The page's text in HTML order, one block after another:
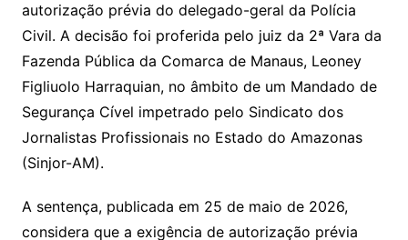
autorização prévia do delegado-geral da Polícia
Civil. A decisão foi proferida pelo juiz da 2ª Vara da
Fazenda Pública da Comarca de Manaus, Leoney
Figliuolo Harraquian, no âmbito de um Mandado de
Segurança Cível impetrado pelo Sindicato dos
Jornalistas Profissionais no Estado do Amazonas
(Sinjor-AM).
A sentença, publicada em 25 de maio de 2026,
considera que a exigência de autorização prévia